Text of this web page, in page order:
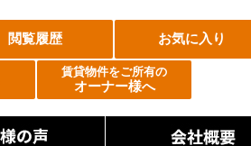
閲覧履歴 お気に入り
賃貸物件をご所有の
オーナー様へ